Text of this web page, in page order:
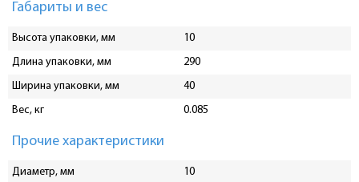
Габариты и вес
Высота упаковки, мм
10
Длина упаковки, мм
290
Ширина упаковки, мм
40
Вес, кг
0.085
Прочие характеристики
Диаметр, мм
10